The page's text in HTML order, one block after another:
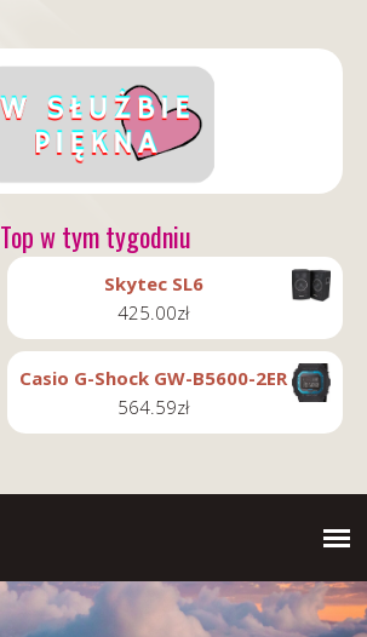
Top w tym tygodniu
Skytec SL6
425.00zł
Casio G-Shock GW-B5600-2ER
564.59zł